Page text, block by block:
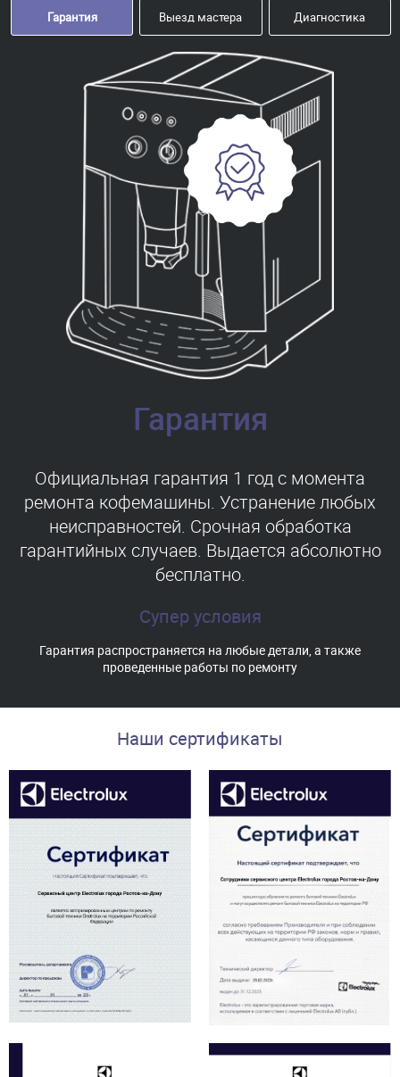
Гарантия Выезд мастера Диагностика
Гарантия
Официальная гарантия 1 год с момента
ремонта кофемашины. Устранение любых
неисправностей. Срочная обработка
гарантийных случаев. Выдается абсолютно
бесплатно.
Супер условия
Гарантия распространяется на любые детали, а также
проведенные работы по ремонту
Наши сертификаты